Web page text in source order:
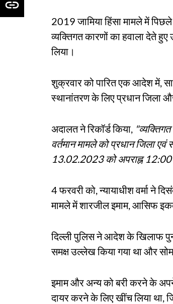
2019 जामिया हिंसा मामले में
व्यक्तिगत कारणों का हवाला देते
लिया।
शुक्रवार को पारित एक आदेश में,
स्थानांतरण के लिए प्रधान जिला
अदालत ने रिकॉर्ड किया,
वर्तमान मामले को प्रधान जिला एवं
13.02.2023 को अपराह्न
4 फरवरी को, न्यायाधीश वर्मा ने
मामले में शारजील इमाम, आसिफ
दिल्ली पुलिस ने आदेश के खिलाफ
समक्ष उल्लेख किया गया था और
इमाम और अन्य को बरी करने के
दायर करने के लिए खींच लिया था,